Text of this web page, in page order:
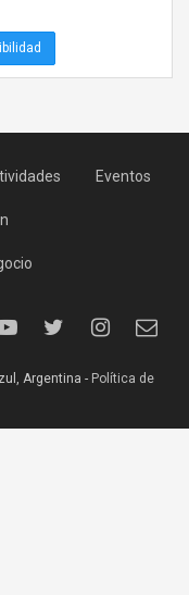
Eventos
Argentina - Política de